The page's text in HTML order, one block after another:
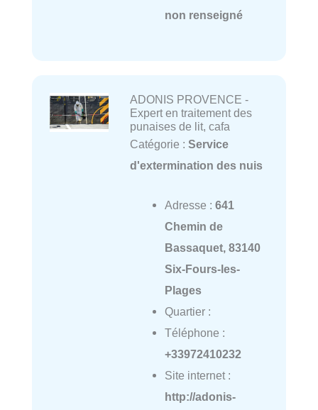
non renseigné
ADONIS PROVENCE -
Expert en traitement des
punaises de lit, cafa
Catégorie : Service
d'extermination des nuis
Adresse : 641
Chemin de
Bassaquet, 83140
Six-Fours-les-
Plages
Quartier :
Téléphone :
+33972410232
Site internet :
http://adonis-